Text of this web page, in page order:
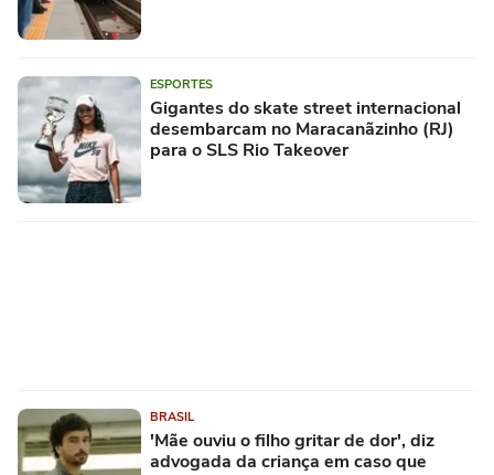
ESPORTES
Gigantes do skate street internacional
desembarcam no Maracanãzinho (RJ)
para o SLS Rio Takeover
BRASIL
'Mãe ouviu o filho gritar de dor', diz
advogada da criança em caso que